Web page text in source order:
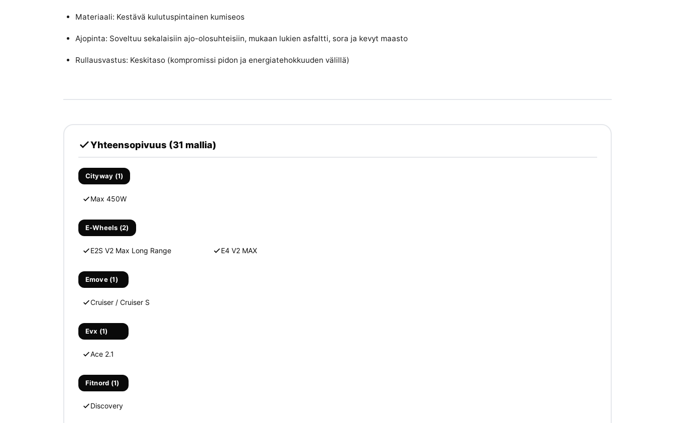
Materiaali: Kestävä kulutuspintainen kumiseos
Ajopinta: Soveltuu sekalaisiin ajo-olosuhteisiin, mukaan lukien asfaltti, sora ja kevyt maasto
Rullausvastus: Keskitaso (kompromissi pidon ja energiatehokkuuden välillä)
Yhteensopivuus (31 mallia)
Cityway (1)
Max 450W
E-Wheels (2)
E2S V2 Max Long Range E4 V2 MAX
Emove (1)
Cruiser / Cruiser S
Evx (1)
Ace 2.1
Fitnord (1)
Discovery